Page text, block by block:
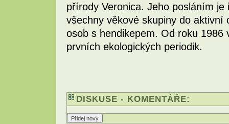
přírody Veronica. Jeho posláním
všechny věkové skupiny do
osob s hendikepem. Od roku 1986
prvních ekologických periodik.
DISKUSE - KOMENTÁŘE: